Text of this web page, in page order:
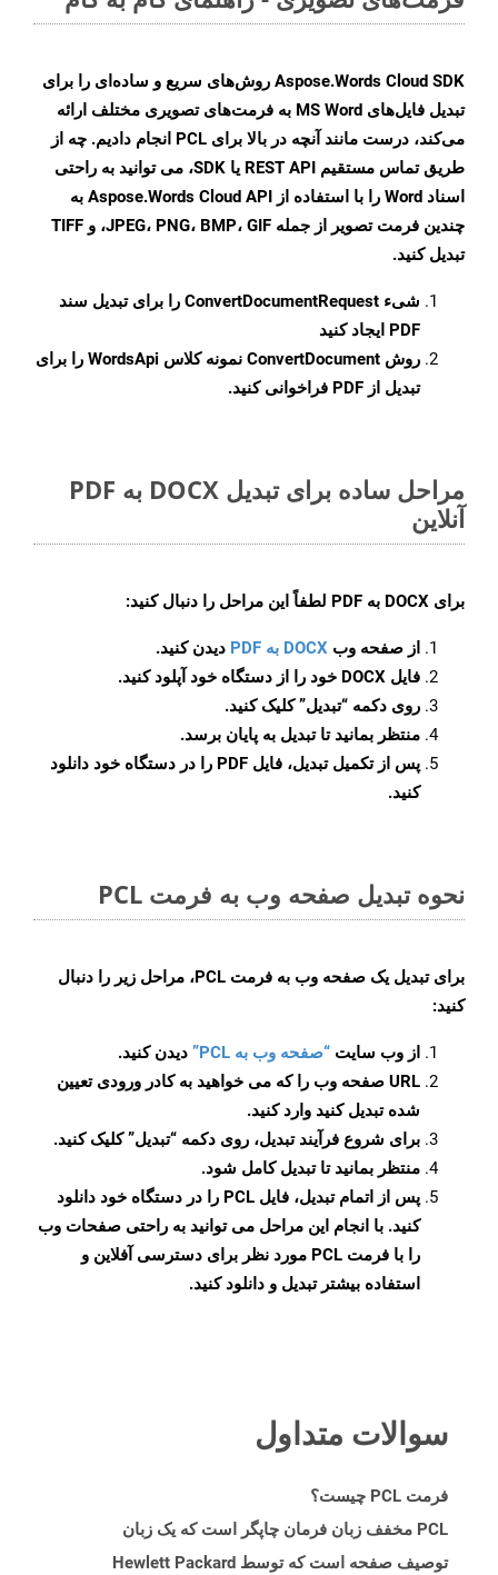
Aspose.Words Cloud SDK روش‌های سریع و ساده‌ای را برای
تبدیل فایل‌های MS Word به فرمت‌های تصویری مختلف ارائه
می‌کند، درست مانند آنچه در بالا برای PCL انجام دادیم. چه از
طریق تماس مستقیم REST API یا SDK، می توانید به راحتی
اسناد Word را با استفاده از Aspose.Words Cloud API به
چندین فرمت تصویر از جمله JPEG، PNG، BMP، GIF، و TIFF
تبدیل کنید.
شیء ConvertDocumentRequest را برای تبدیل سند
PDF ایجاد کنید
روش ConvertDocument
نمونه کلاس WordsApi را برای
تبدیل از PDF فراخوانی کنید.
مراحل ساده برای تبدیل DOCX به PDF
آنلاین
برای DOCX به PDF لطفاً این مراحل را دنبال کنید:
از صفحه وب DOCX به PDF
دیدن کنید.
فایل DOCX خود را از دستگاه خود آپلود کنید.
روی دکمه “تبدیل”کلیک کنید.
منتظر بمانید تا تبدیل به پایان برسد.
پس از تکمیل تبدیل، فایل PDF را در دستگاه خود دانلود
کنید.
نحوه تبدیل صفحه وب به فرمت PCL
برای تبدیل یک صفحه وب به فرمت PCL، مراحل زیر را دنبال
کنید:
از وب سایت “صفحه وب به PCL”
دیدن کنید.
URL صفحه وب را که می خواهید به کادر ورودی تعیین
شده تبدیل کنید وارد کنید.
برای شروع فرآیند تبدیل، روی دکمه “تبدیل” کلیک کنید.
منتظر بمانید تا تبدیل کامل شود.
پس از اتمام تبدیل، فایل PCL را در دستگاه خود دانلود
کنید. با انجام این مراحل می توانید به راحتی صفحات وب
را با فرمت PCL مورد نظر برای دسترسی آفلاین و
استفاده بیشتر تبدیل و دانلود کنید.
سوالات متداول
فرمت PCL چیست؟
PCL مخفف زبان فرمان چاپگر است که یک زبان
توصیف صفحه است که توسط Hewlett Packard